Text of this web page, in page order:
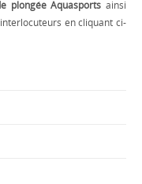
plongée Aquasports ainsi
en cliquant ci-